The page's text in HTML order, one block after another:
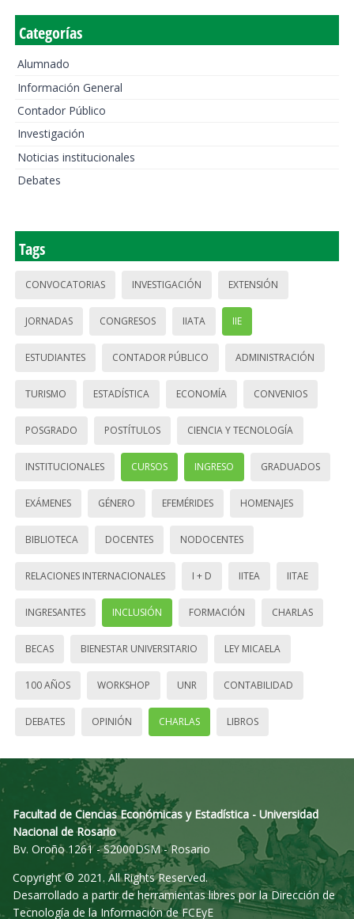
Categorías
Alumnado
Información General
Contador Público
Investigación
Noticias institucionales
Debates
Tags
CONVOCATORIAS INVESTIGACIÓN EXTENSIÓN
JORNADAS CONGRESOS IIATA IIE
ESTUDIANTES CONTADOR PÚBLICO ADMINISTRACIÓN
TURISMO ESTADÍSTICA ECONOMÍA CONVENIOS
POSGRADO POSTÍTULOS CIENCIA Y TECNOLOGÍA
INSTITUCIONALES CURSOS INGRESO GRADUADOS
EXÁMENES GÉNERO EFEMÉRIDES HOMENAJES
BIBLIOTECA DOCENTES NODOCENTES
RELACIONES INTERNACIONALES I + D IITEA IITAE
INGRESANTES INCLUSIÓN FORMACIÓN CHARLAS
BECAS BIENESTAR UNIVERSITARIO LEY MICAELA
100 AÑOS WORKSHOP UNR CONTABILIDAD
DEBATES OPINIÓN CHARLAS LIBROS
Facultad de Ciencias Económicas y Estadística - Universidad
Nacional de Rosario
Bv. Oroño 1261 - S2000DSM - Rosario
Copyright © 2021. All Rights Reserved.
Desarrollado a partir de herramientas libres por la Dirección de
Tecnología de la Información de FCEyE